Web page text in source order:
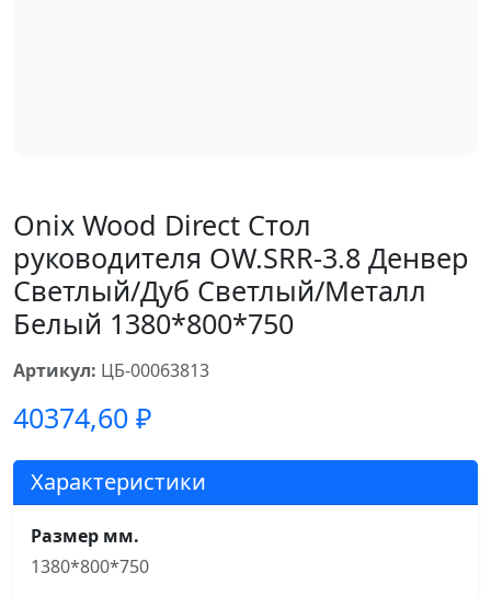
Onix Wood Direct Стол
руководителя OW.SRR-3.8 Денвер
Светлый/Дуб Светлый/Металл
Белый 1380*800*750
Артикул: ЦБ-00063813
40374,60 ₽
Характеристики
Размер мм.
1380*800*750